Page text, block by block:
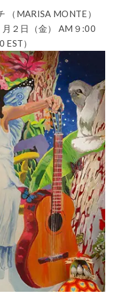
（MARISA MONTE）
２日（金） AM９:00
）